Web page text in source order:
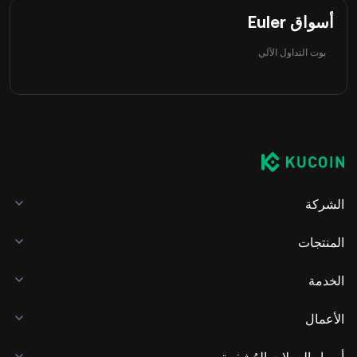
أسواق Euler
بوت التداول الآلي
الشركة
المنتجات
الخدمة
الأعمال